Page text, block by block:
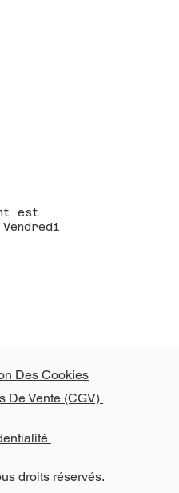
est
Des Cookies
De Vente (CGV)
droits réservés.